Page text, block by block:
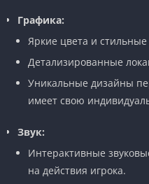
Графика:
Яркие цвета и
Детализированные
Уникальные дизайны
имеет свою
Звук:
Интерактивные
на действия игрока.